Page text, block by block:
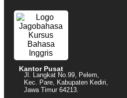
Kantor Pusat
Jl. Langkat No.99, Pelem,
Kec. Pare, Kabupaten Kediri,
Jawa Timur 64213.